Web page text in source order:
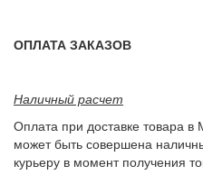
ОПЛАТА ЗАКАЗОВ
Наличный расчет
Оплата при доставке товара в
может быть совершена
курьеру в момент получения